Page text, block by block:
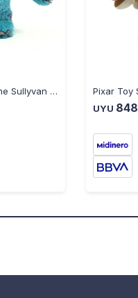
Pixar Monster Peluche Sullyvan 25 cm Pixar Toy
UYU 848